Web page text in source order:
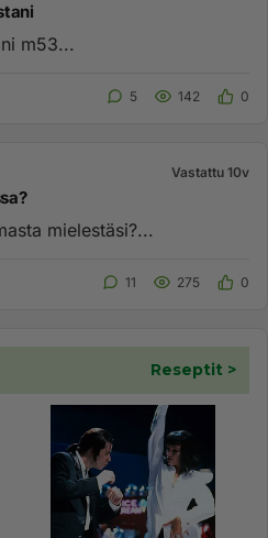
m53...
5 142 0
Vastattu 10v
mielestäsi?...
11 275 0